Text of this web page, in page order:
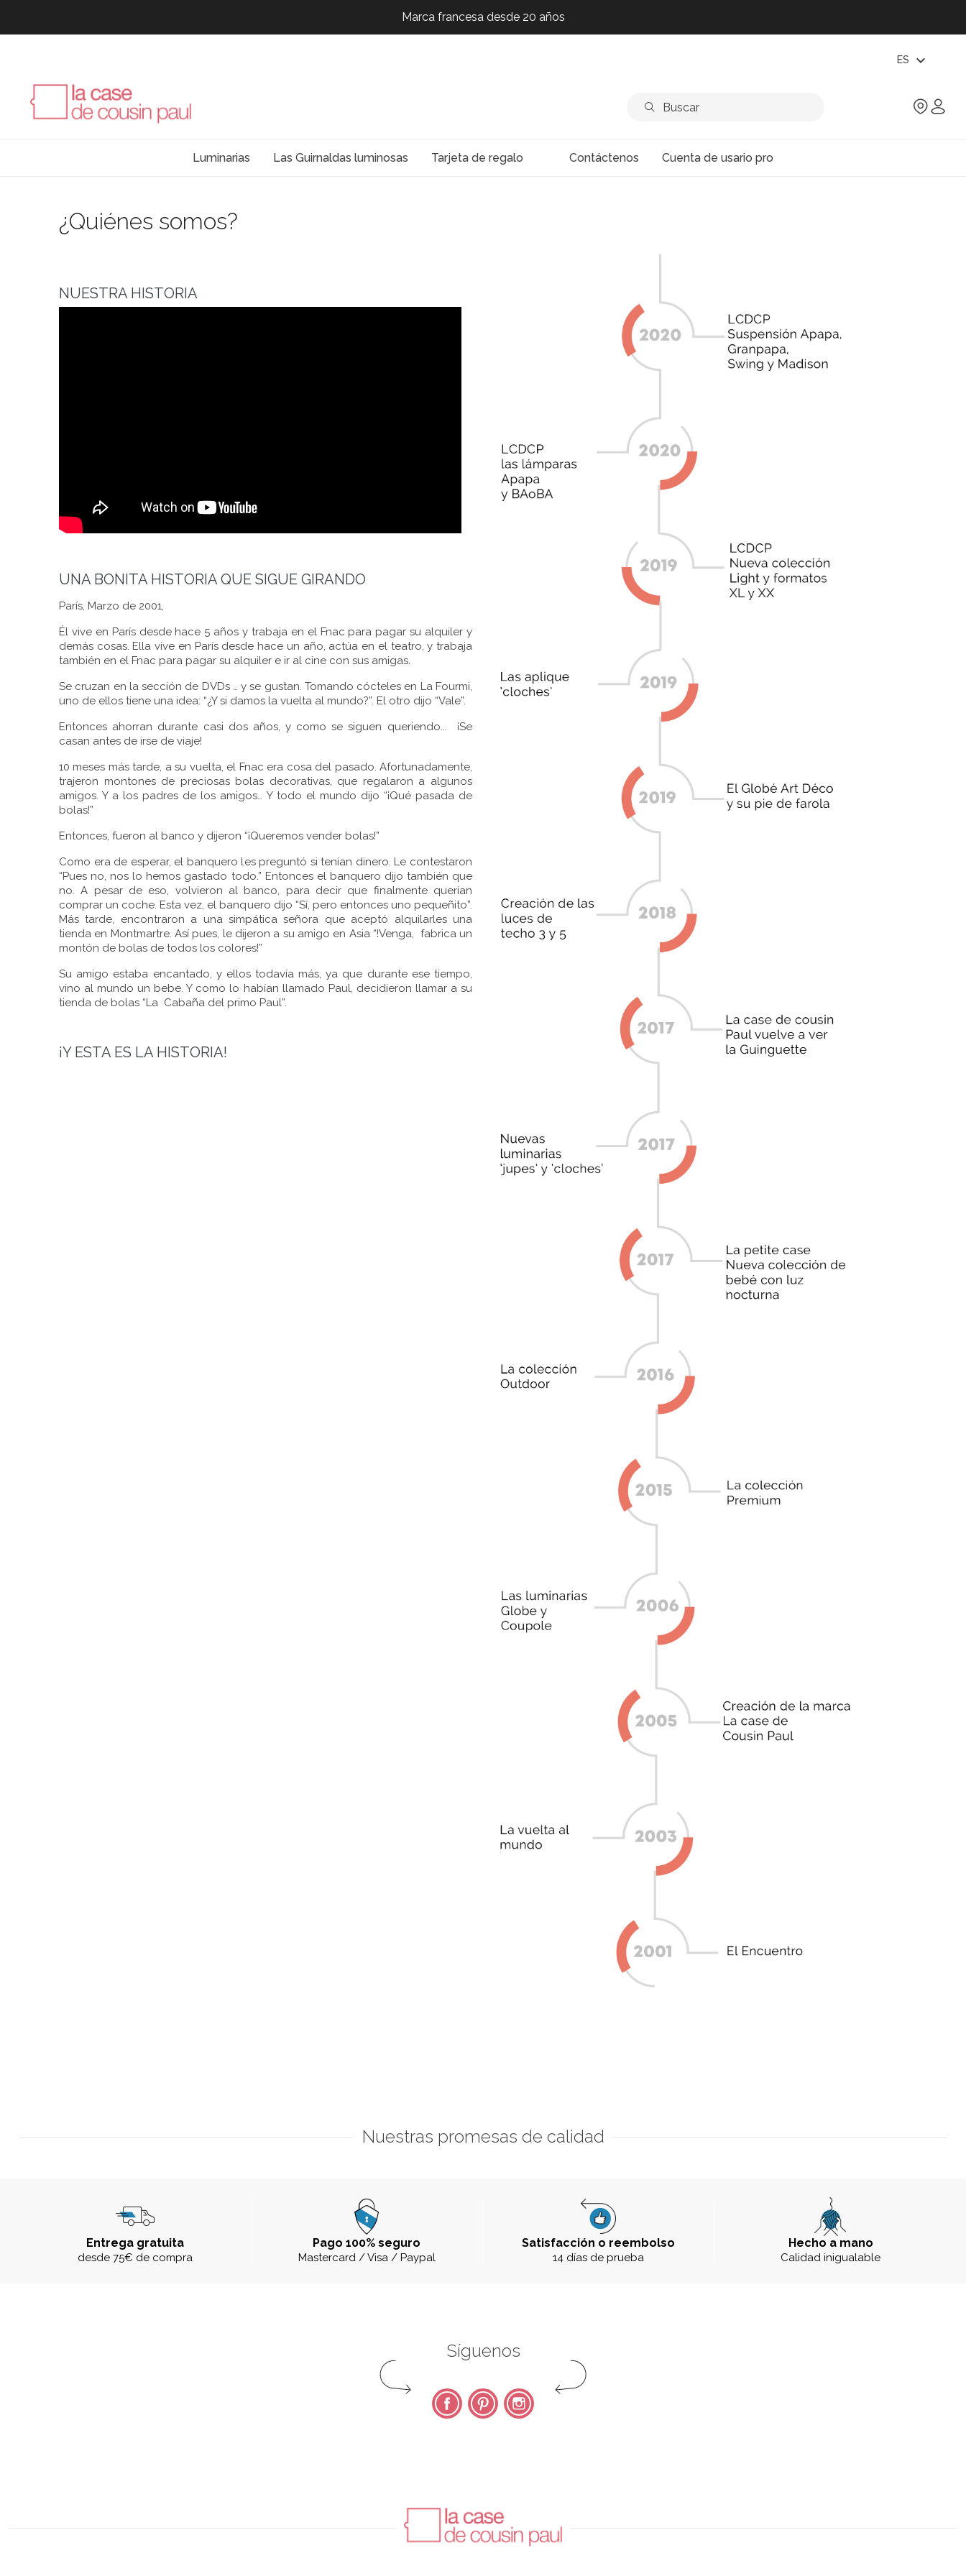
Marca francesa desde 20 años
Marca francesa desde 20 años
ES expand_more
Luminarias Las Guirnaldas luminosas Tarjeta de regalo Contáctenos Cuenta de usario pro
¿Quiénes somos?
NUESTRA HISTORIA
UNA BONITA HISTORIA QUE SIGUE GIRANDO
París, Marzo de 2001,
Él vive en París desde hace 5 años y trabaja en el Fnac para pagar su alquiler y
demás cosas. Ella vive en París desde hace un año, actúa en el teatro, y trabaja
también en el Fnac para pagar su alquiler e ir al cine con sus amigas.
Se cruzan en la sección de DVDs … y se gustan. Tomando cócteles en La Fourmi,
uno de ellos tiene una idea: “¿Y si damos la vuelta al mundo?”. El otro dijo “Vale”.
Entonces ahorran durante casi dos años, y como se siguen queriendo... ¡Se
casan antes de irse de viaje!
10 meses más tarde, a su vuelta, el Fnac era cosa del pasado. Afortunadamente,
trajeron montones de preciosas bolas decorativas, que regalaron a algunos
amigos. Y a los padres de los amigos… Y todo el mundo dijo “¡Qué pasada de
bolas!”
Entonces, fueron al banco y dijeron “¡Queremos vender bolas!”
Como era de esperar, el banquero les preguntó si tenían dinero. Le contestaron
“Pues no, nos lo hemos gastado todo.” Entonces el banquero dijo también que
no. A pesar de eso, volvieron al banco, para decir que finalmente querían
comprar un coche. Esta vez, el banquero dijo “Sí, pero entonces uno pequeñito”.
Más tarde, encontraron a una simpática señora que aceptó alquilarles una
tienda en Montmartre. Así pues, le dijeron a su amigo en Asia “!Venga, fabrica un
montón de bolas de todos los colores!”
Su amigo estaba encantado, y ellos todavía más, ya que durante ese tiempo,
vino al mundo un bebe. Y como lo habían llamado Paul, decidieron llamar a su
tienda de bolas “La Cabaña del primo Paul”.
¡Y ESTA ES LA HISTORIA!
Nuestras promesas de calidad
Entrega gratuita
desde 75€ de compra
Pago 100% seguro
Mastercard / Visa / Paypal
Satisfacción o reembolso
14 días de prueba
Hecho a mano
Calidad inigualable
Síguenos
FacebookPinterest Instagram